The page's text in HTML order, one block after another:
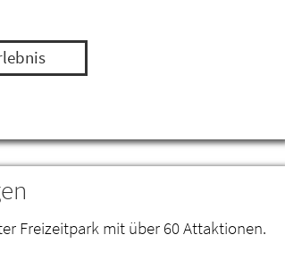
Freizeitpark mit über 60 Attaktionen.